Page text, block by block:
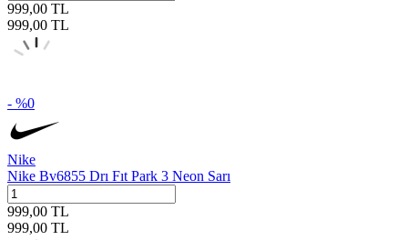
999,00 TL
999,00 TL
- %0
Nike
Nike Bv6855 Drı Fıt Park 3 Neon Sarı
999,00 TL
999,00 TL